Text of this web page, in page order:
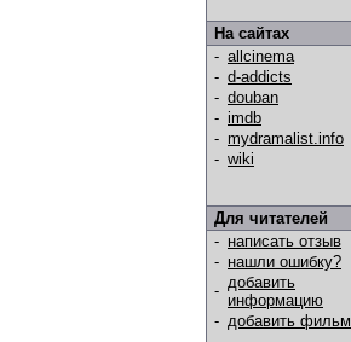
На сайтах
- allcinema
- d-addicts
- douban
- imdb
- mydramalist.info
- wiki
Для читателей
- написать отзыв
- нашли ошибку?
- добавить
информацию
- добавить фильм